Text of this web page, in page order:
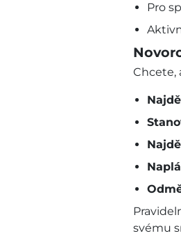
Pro
Chcete,
svému